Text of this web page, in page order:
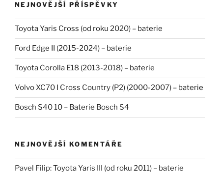
NEJNOVĚJŠÍ PŘÍSPĚVKY
Toyota Yaris Cross (od roku 2020) – baterie
Ford Edge II (2015-2024) – baterie
Toyota Corolla E18 (2013-2018) – baterie
Volvo XC70 I Cross Country (P2) (2000-2007) – baterie
Bosch S40 10 – Baterie Bosch S4
NEJNOVĚJŠÍ KOMENTÁŘE
Pavel Filip:Toyota Yaris III (od roku 2011) – baterie